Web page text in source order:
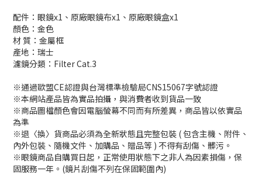
配件：眼鏡x1、原廠眼鏡布x1、原廠眼鏡盒x1
顏色：金色
材 質：金屬框
產地：瑞士
濾鏡分類：Filter Cat.3
※通過歐盟CE認證與台灣標準檢驗局CNS15067字號認證
※本網站產品皆為實品拍攝，與消費者收到貨品一致
※商品圖檔顏色會因電腦螢幕不同而有所差異，商品皆以依實品
為準
※退〈換〉貨商品必須為全新狀態且完整包裝 ( 包含主機、附件、
內外包裝、隨機文件、加購品、贈品等 ) 不得有刮傷、髒污。
※眼鏡商品自購買日起，正常使用狀態下之非人為因素損傷，保
固服務一年。(鏡片刮傷不列在保固範圍內)